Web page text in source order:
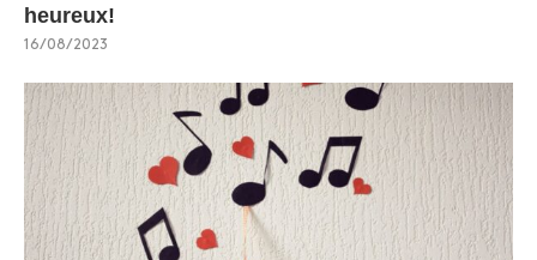
heureux!
16/08/2023